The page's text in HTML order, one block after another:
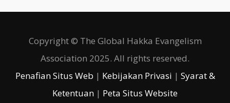
Copyright © The Global Hakka Evangelism
Association 2025. All rights reserved.
Penafian Situs Web | Kebijakan Privasi | Syarat &
Ketentuan | Peta Situs Website